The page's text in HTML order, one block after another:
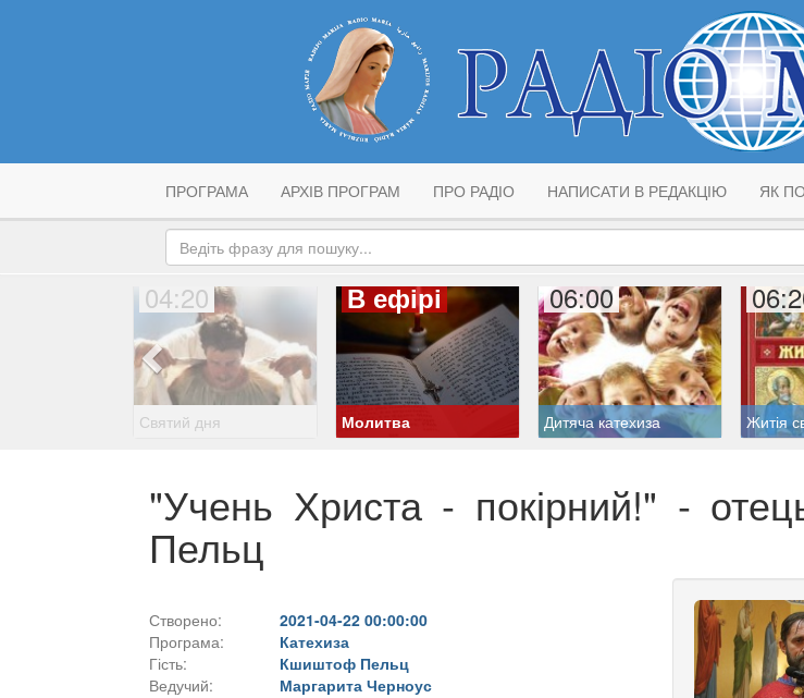
ПРОГРАМА АРХІВ ПРОГРАМ ПРО РАДІО НАПИСАТИ В РЕДАКЦІЮ ЯК
04:20
Святий дня
В ефірі
Молитва
06:00
Дитяча катехиза Житія
"Учень Христа - покірний!" -
Пельц
Створено:
2021-04-22 00:00:00
Програма:
Катехиза
Гість:
Кшиштоф Пельц
Ведучий:
Маргарита Черноус